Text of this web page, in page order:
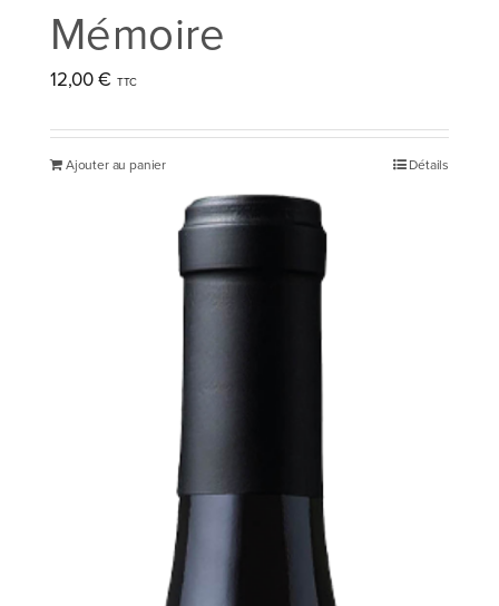
Mémoire
12,00€
Ajouter au panier Détails